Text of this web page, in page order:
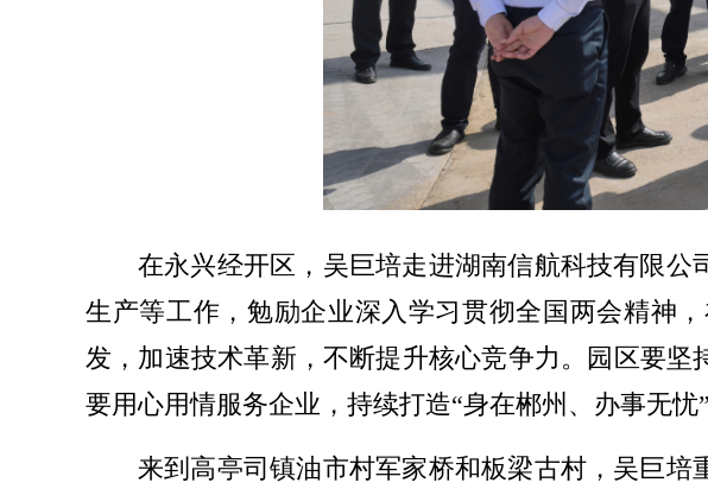
在永兴经开区，吴巨培走进湖南信航科技有限
生产等工作，勉励企业深入学习贯彻全国两会精神
发，加速技术革新，不断提升核心竞争力。园区要
要用心用情服务企业，持续打造“身在郴州、办事无忧
来到高亭司镇油市村军家桥和板梁古村，吴巨